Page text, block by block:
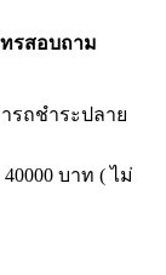
รสอบถาม
รถชำระปลาย
บาท ( ไม่